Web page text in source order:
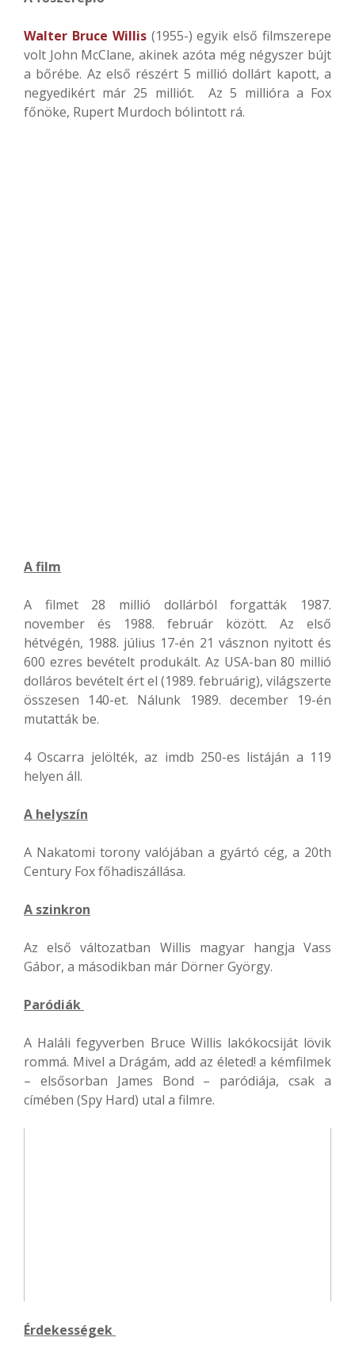
Walter Bruce Willis(1955-) egyik első filmszerepe
volt John McClane, akinek azóta még négyszer bújt
a bőrébe. Az első részért 5 millió dollárt kapott, a
negyedikért már 25 milliót. Az 5 millióra a Fox
főnöke, Rupert Murdoch bólintott rá.
A film
A filmet 28 millió dollárból forgatták 1987.
november és 1988. február között. Az első
hétvégén, 1988. július 17-én 21 vásznon nyitott és
600 ezres bevételt produkált. Az USA-ban 80 millió
dolláros bevételt ért el (1989. februárig), világszerte
összesen 140-et. Nálunk 1989. december 19-én
mutatták be.
4 Oscarra jelölték, az imdb 250-es listáján a 119
helyen áll.
A helyszín
A Nakatomi torony valójában a gyártó cég, a 20th
Century Fox főhadiszállása.
A szinkron
Az első változatban Willis magyar hangja Vass
Gábor, a másodikban már Dörner György.
Paródiák
A Haláli fegyverben Bruce Willis lakókocsiját lövik
rommá. Mivel a Drágám, add az életed! a kémfilmek
– elsősorban James Bond – paródiája, csak a
címében (Spy Hard) utal a filmre.
Érdekességek